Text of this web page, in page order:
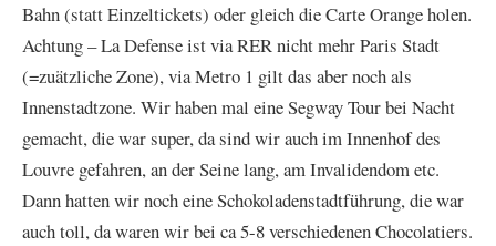
Bahn (statt Einzeltickets) oder gleich die Carte Orange holen.
Achtung – La Defense ist via RER nicht mehr Paris Stadt
(=zuätzliche Zone), via Metro 1 gilt das aber noch als
Innenstadtzone. Wir haben mal eine Segway Tour bei Nacht
gemacht, die war super, da sind wir auch im Innenhof des
Louvre gefahren, an der Seine lang, am Invalidendom etc.
Dann hatten wir noch eine Schokoladenstadtführung, die war
auch toll, da waren wir bei ca 5-8 verschiedenen Chocolatiers.